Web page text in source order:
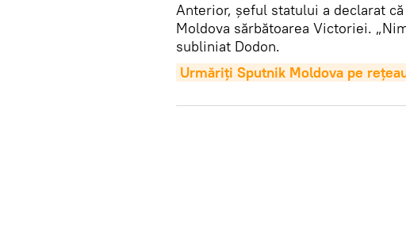
Anterior, șeful statului a declarat
Moldova sărbătoarea Victoriei.
subliniat Dodon.
Urmăriți Sputnik Moldova pe